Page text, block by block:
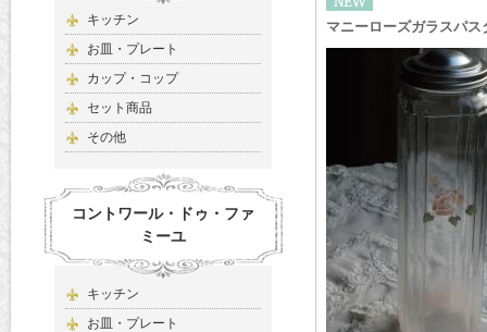
キッチン
お皿・プレート
カップ・コップ
セット商品
その他
コントワール・ドゥ・ファ
ミーユ
キッチン
お皿・プレート
マニーローズガラスパス